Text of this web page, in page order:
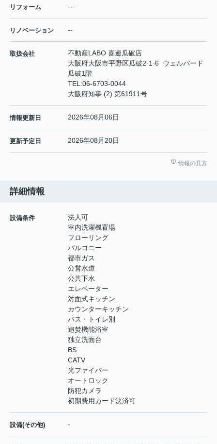
リフォーム ---
リノベーション --
取扱会社
不動産LABO 喜連瓜破店
大阪府大阪市平野区瓜破2-1-6 ウェルバード
瓜破1階
TEL:06-6703-0044
大阪府知事 (2) 第61911号
情報更新日 2026年08月06日
更新予定日 2026年08月20日
情報の見方
詳細情報
設備条件
法人可
室内洗濯機置場
フローリング
バルコニー
都市ガス
公営水道
公共下水
エレベーター
対面式キッチン
カウンターキッチン
バス・トイレ別
追焚機能浴室
独立洗面台
BS
CATV
光ファイバー
オートロック
防犯カメラ
初期費用カード決済可
設備(その他) -